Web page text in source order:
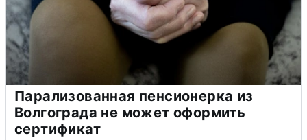
Парализованная пенсионерка из
Волгограда не может оформить
сертификат